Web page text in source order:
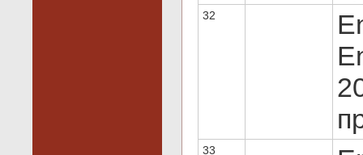
32
33